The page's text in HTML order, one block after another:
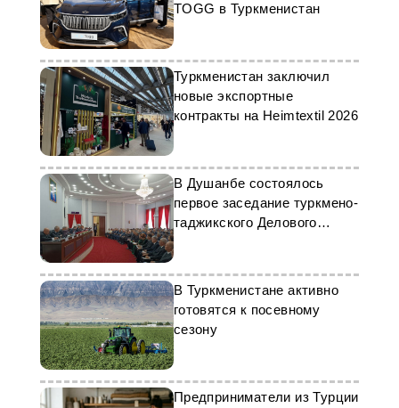
TOGG в Туркменистан
Туркменистан заключил
новые экспортные
контракты на Heimtextil 2026
В Душанбе состоялось
первое заседание туркмено-
таджикского Делового
совета
В Туркменистане активно
готовятся к посевному
сезону
Предприниматели из Турции